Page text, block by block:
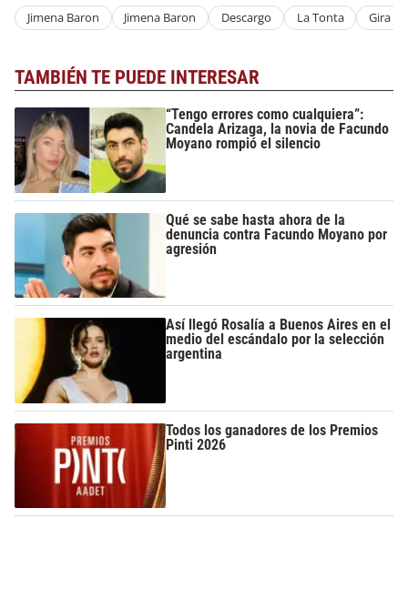
Jimena Baron Jimena Baron Descargo La Tonta Gira
TAMBIÉN TE PUEDE INTERESAR
“Tengo errores como cualquiera”:
Candela Arizaga, la novia de Facundo
Moyano rompió el silencio
Qué se sabe hasta ahora de la
denuncia contra Facundo Moyano por
agresión
Así llegó Rosalía a Buenos Aires en el
medio del escándalo por la selección
argentina
Todos los ganadores de los Premios
Pinti 2026